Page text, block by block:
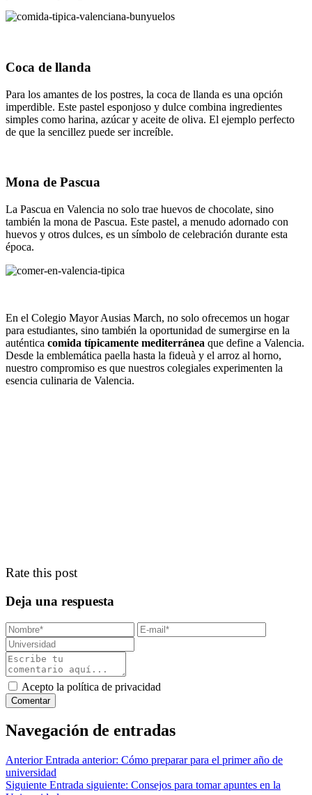
Coca de llanda
Para los amantes de los postres, la coca de llanda es una opción
imperdible. Este pastel esponjoso y dulce combina ingredientes
simples como harina, azúcar y aceite de oliva. El ejemplo perfecto
de que la sencillez puede ser increíble.
Mona de Pascua
La Pascua en Valencia no solo trae huevos de chocolate, sino
también la mona de Pascua. Este pastel, a menudo adornado con
huevos y otros dulces, es un símbolo de celebración durante esta
época.
En el Colegio Mayor Ausias March, no solo ofrecemos un hogar
para estudiantes, sino también la oportunidad de sumergirse en la
auténtica comida típicamente mediterránea que define a Valencia.
Desde la emblemática paella hasta la fideuà y el arroz al horno,
nuestro compromiso es que nuestros colegiales experimenten la
esencia culinaria de Valencia.
Rate this post
Deja una respuesta
Acepto la política de privacidad
Navegación de entradas
Anterior Entrada anterior: Cómo preparar para el primer año de
universidad
Siguiente Entrada siguiente: Consejos para tomar apuntes en la